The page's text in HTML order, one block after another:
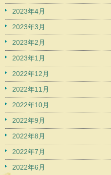
2023年4月
2023年3月
2023年2月
2023年1月
2022年12月
2022年11月
2022年10月
2022年9月
2022年8月
2022年7月
2022年6月